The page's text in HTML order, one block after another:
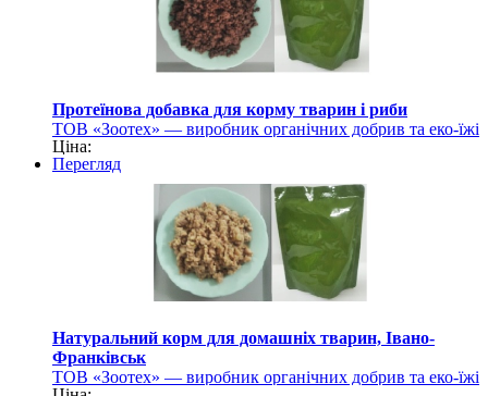
Протеїнова добавка для корму тварин і риби
ТОВ «Зоотех» — виробник органічних добрив та еко-їжі
для тварин
Ціна:
Перегляд
Натуральний корм для домашніх тварин, Івано-
Франківськ
ТОВ «Зоотех» — виробник органічних добрив та еко-їжі